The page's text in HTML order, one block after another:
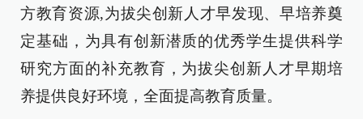
方教育资源,为拔尖创新人才早发现、早培养奠
定基础，为具有创新潜质的优秀学生提供科学
研究方面的补充教育，为拔尖创新人才早期培
养提供良好环境，全面提高教育质量。